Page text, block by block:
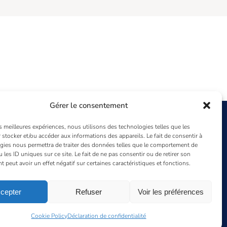
Gérer le consentement
meilleures expériences, nous utilisons des technologies telles que les
et/ou accéder aux informations des appareils. Le fait de consentir à
nous permettra de traiter des données telles que le comportement de
les ID uniques sur ce site. Le fait de ne pas consentir ou de retirer son
peut avoir un effet négatif sur certaines caractéristiques et fonctions.
Refuser Voir les préférences
Cookie PolicyDéclaration de confidentialité
Agence Aquitaine
96 rue Mestre
33 200 Bordeaux
gesys@gesys-ing.com